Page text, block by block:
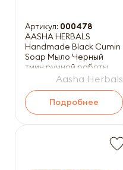
Артикул: 000478
AASHA HERBALS
Handmade Black Cumin
Soap Мыло Черный
тмин ручной работы
Aasha Herbals
Подробнее